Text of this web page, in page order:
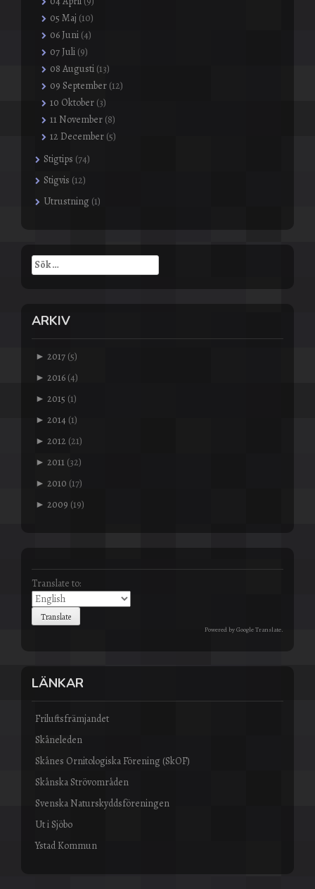
05 Maj (10)
06 Juni (4)
07 Juli (9)
08 Augusti (13)
09 September (12)
10 Oktober (3)
11 November (8)
12 December (5)
Stigtips (74)
Stigvis (12)
Utrustning (1)
Sök
efter:
ARKIV
► 2017 (5)
► 2016 (4)
► 2015 (1)
► 2014 (1)
► 2012 (21)
► 2011 (32)
► 2010 (17)
► 2009 (19)
Translate to:
Powered byGoogle Translate.
LÄNKAR
Friluftsfrämjandet
Skåneleden
Skånes Ornitologiska Förening (SkOF)
Skånska Strövområden
Svenska Naturskyddsföreningen
Ut i Sjöbo
Ystad Kommun